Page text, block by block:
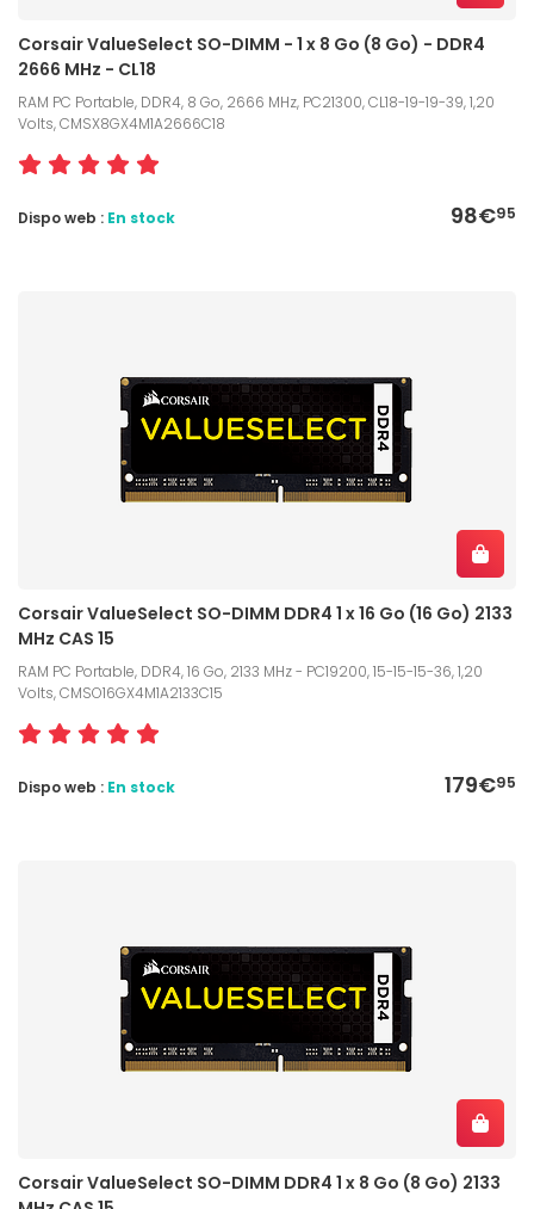
Corsair ValueSelect SO-DIMM - 1 x 8 Go (8 Go) - DDR4
2666 MHz - CL18
RAM PC Portable, DDR4, 8 Go, 2666 MHz, PC21300, CL18-19-19-39, 1,20
Volts, CMSX8GX4M1A2666C18
98€95
Dispo web : En stock
Corsair ValueSelect SO-DIMM DDR4 1 x 16 Go (16 Go) 2133
MHz CAS 15
RAM PC Portable, DDR4, 16 Go, 2133 MHz - PC19200, 15-15-15-36, 1,20
Volts, CMSO16GX4M1A2133C15
179€95
Dispo web : En stock
Corsair ValueSelect SO-DIMM DDR4 1 x 8 Go (8 Go) 2133